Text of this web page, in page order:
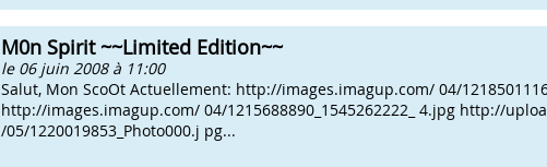
M0n Spirit ~~Limited Edition~~
le 06 juin 2008 à 11:00
Salut, Mon ScoOt Actuellement: http://images.imagup.com/ 04/
http://images.imagup.com/ 04/1215688890_1545262222_ 4.jpg http://
/05/1220019853_Photo000.j pg...